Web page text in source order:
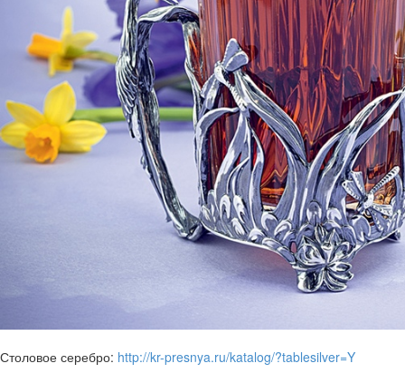
Столовое серебро: http://kr-presnya.ru/katalog/?tablesilver=Y